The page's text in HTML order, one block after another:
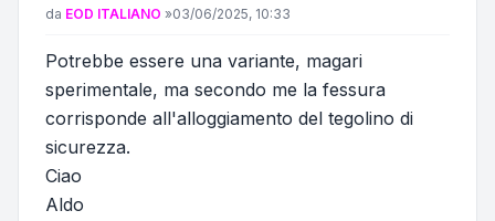
Messaggio
da EOD ITALIANO »03/06/2025, 10:33
Potrebbe essere una variante, magari
sperimentale, ma secondo me la fessura
corrisponde all'alloggiamento del tegolino di
sicurezza.
Ciao
Aldo